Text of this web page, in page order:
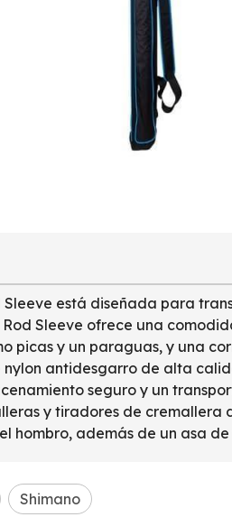
está diseñada para
Sleeve ofrece una
picas y un paraguas, y una
antidesgarro de alta
seguro y un
y tiradores de
hombro, además de un asa
Shimano